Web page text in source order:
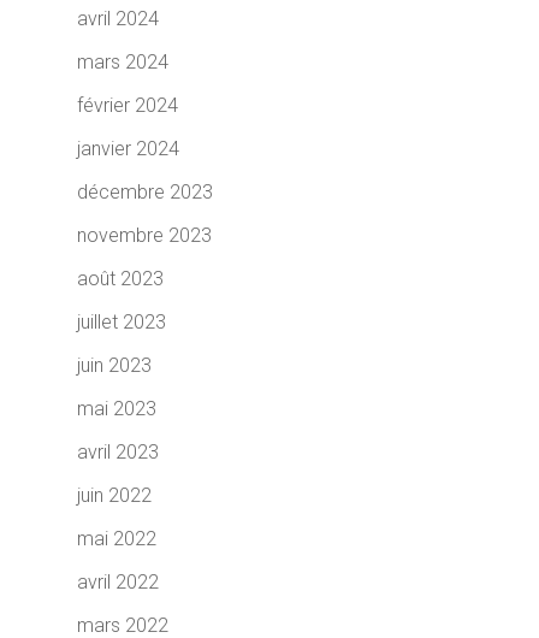
avril 2024
mars 2024
février 2024
janvier 2024
décembre 2023
novembre 2023
août 2023
juillet 2023
juin 2023
mai 2023
avril 2023
juin 2022
mai 2022
avril 2022
mars 2022